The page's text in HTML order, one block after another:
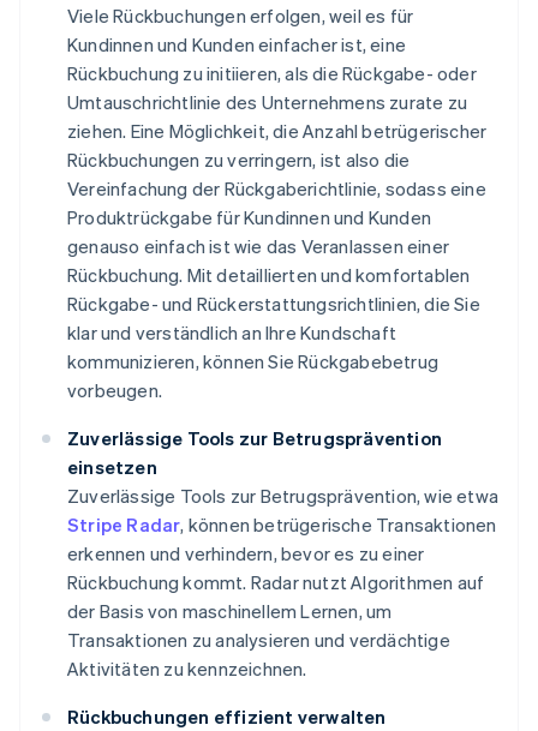
Viele Rückbuchungen erfolgen, weil es für
Kundinnen und Kunden einfacher ist, eine
Rückbuchung zu initiieren, als die Rückgabe- oder
Umtauschrichtlinie des Unternehmens zurate zu
ziehen. Eine Möglichkeit, die Anzahl betrügerischer
Rückbuchungen zu verringern, ist also die
Vereinfachung der Rückgaberichtlinie, sodass eine
Produktrückgabe für Kundinnen und Kunden
genauso einfach ist wie das Veranlassen einer
Rückbuchung. Mit detaillierten und komfortablen
Rückgabe- und Rückerstattungsrichtlinien, die Sie
klar und verständlich an Ihre Kundschaft
kommunizieren, können Sie Rückgabebetrug
vorbeugen.
Zuverlässige Tools zur Betrugsprävention
einsetzen
Zuverlässige Tools zur Betrugsprävention, wie etwa
Stripe Radar, können betrügerische Transaktionen
erkennen und verhindern, bevor es zu einer
Rückbuchung kommt. Radar nutzt Algorithmen auf
der Basis von maschinellem Lernen, um
Transaktionen zu analysieren und verdächtige
Aktivitäten zu kennzeichnen.
Rückbuchungen effizient verwalten